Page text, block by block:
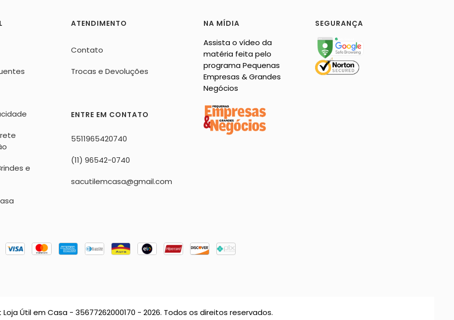
e
ATENDIMENTO
Contato
Trocas e Devoluções
ENTRE EM CONTATO
5511965420740
(11) 96542-0740
sacutilemcasa@gmail.com
NA MÍDIA
Assista o vídeo da
matéria feita pelo
programa Pequenas
Empresas & Grandes
Negócios
SEGURANÇA
Útil em Casa - 35677262000170 - 2026. Todos os direitos reservados.